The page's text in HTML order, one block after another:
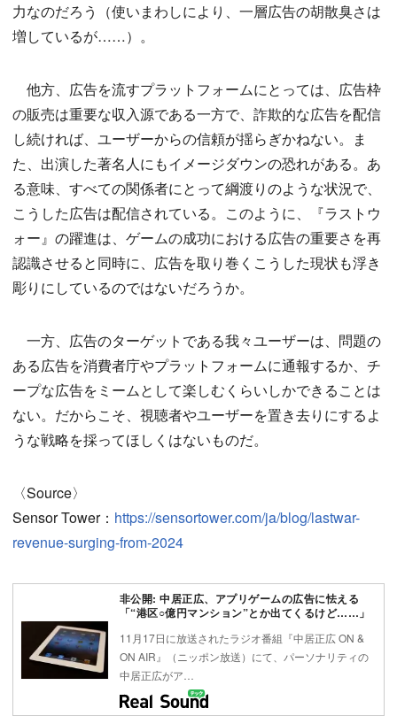
力なのだろう（使いまわしにより、一層広告の胡散臭さは
増しているが……）。
他方、広告を流すプラットフォームにとっては、広告枠
の販売は重要な収入源である一方で、詐欺的な広告を配信
し続ければ、ユーザーからの信頼が揺らぎかねない。ま
た、出演した著名人にもイメージダウンの恐れがある。あ
る意味、すべての関係者にとって綱渡りのような状況で、
こうした広告は配信されている。このように、『ラストウ
ォー』の躍進は、ゲームの成功における広告の重要さを再
認識させると同時に、広告を取り巻くこうした現状も浮き
彫りにしているのではないだろうか。
一方、広告のターゲットである我々ユーザーは、問題の
ある広告を消費者庁やプラットフォームに通報するか、チ
ープな広告をミームとして楽しむくらいしかできることは
ない。だからこそ、視聴者やユーザーを置き去りにするよ
うな戦略を採ってほしくはないものだ。
〈Source〉
Sensor Tower： https://sensortower.com/ja/blog/lastwar-
revenue-surging-from-2024
非公開: 中居正広、アプリゲームの広告に怯える
「“港区○億円マンション”とか出てくるけど……」
11月17日に放送されたラジオ番組『中居正広 ON &
ON AIR』（ニッポン放送）にて、パーソナリティの
中居正広がア…